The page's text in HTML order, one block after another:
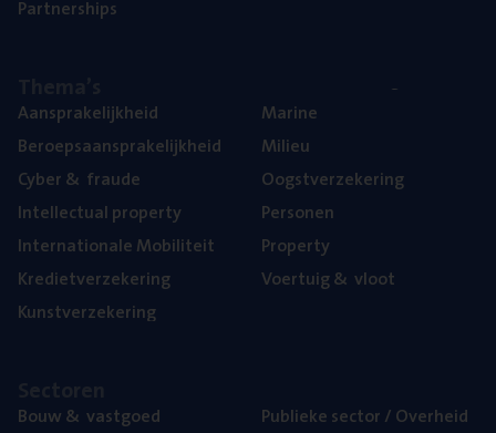
Part­ner­ships
Aan­spra­ke­lijk­heid
Beroeps­aan­spra­ke­lijk­heid
Cyber& fraude
Intel­lec­tu­al property
Inter­na­ti­o­na­le Mobiliteit
Kre­diet­ver­ze­ke­ring
Kunst­ver­ze­ke­ring
Mari­ne
Mili­eu
Oogst­ver­ze­ke­ring
Per­so­nen
Pro­per­ty
Voer­tuig& vloot
Bouw& vastgoed
Publie­ke sec­tor / Overheid